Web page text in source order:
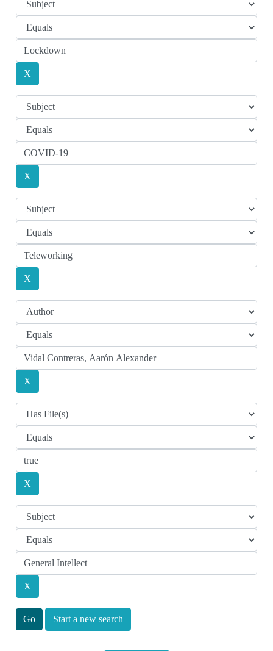
Start a new search